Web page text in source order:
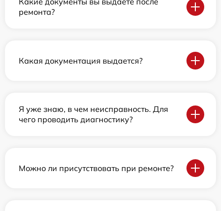
ремонта?
Какая документация выдается?
Я уже знаю, в чем неисправность. Для
чего проводить диагностику?
Можно ли присутствовать при ремонте?